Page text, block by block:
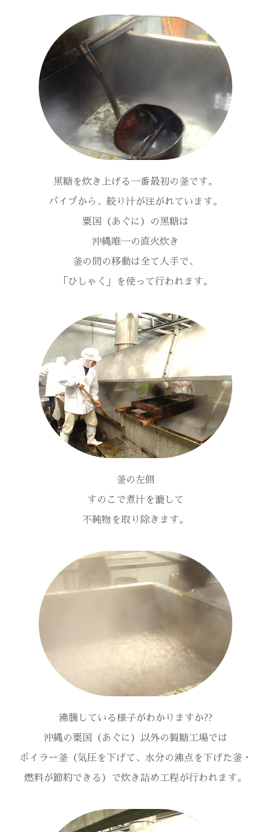
黒糖を炊き上げる一番最初の釜です。
パイプから、絞り汁が注がれています。
粟国（あぐに）の黒糖は
沖縄唯一の直火炊き
釜の間の移動は全て人手で、
「ひしゃく」を使って行われます。
釜の左側
すのこで煮汁を漉して
不純物を取り除きます。
沸騰している様子がわかりますか??
沖縄の粟国（あぐに）以外の製糖工場では
ボイラー釜（気圧を下げて、水分の沸点を下げた釜・
燃料が節約できる）で炊き詰め工程が行われます。